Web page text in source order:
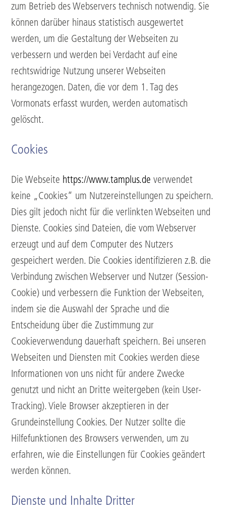
zum Betrieb des Webservers technisch notwendig. Sie
können darüber hinaus statistisch ausgewertet
werden, um die Gestaltung der Webseiten zu
verbessern und werden bei Verdacht auf eine
rechtswidrige Nutzung unserer Webseiten
herangezogen. Daten, die vor dem 1. Tag des
Vormonats erfasst wurden, werden automatisch
gelöscht.
Cookies
Die Webseite https://www.tamplus.de verwendet
keine „Cookies“ um Nutzereinstellungen zu speichern.
Dies gilt jedoch nicht für die verlinkten Webseiten und
Dienste. Cookies sind Dateien, die vom Webserver
erzeugt und auf dem Computer des Nutzers
gespeichert werden. Die Cookies identifizieren z.B. die
Verbindung zwischen Webserver und Nutzer (Session-
Cookie) und verbessern die Funktion der Webseiten,
indem sie die Auswahl der Sprache und die
Entscheidung über die Zustimmung zur
Cookieverwendung dauerhaft speichern. Bei unseren
Webseiten und Diensten mit Cookies werden diese
Informationen von uns nicht für andere Zwecke
genutzt und nicht an Dritte weitergeben (kein User-
Tracking). Viele Browser akzeptieren in der
Grundeinstellung Cookies. Der Nutzer sollte die
Hilfefunktionen des Browsers verwenden, um zu
erfahren, wie die Einstellungen für Cookies geändert
werden können.
Dienste und Inhalte Dritter